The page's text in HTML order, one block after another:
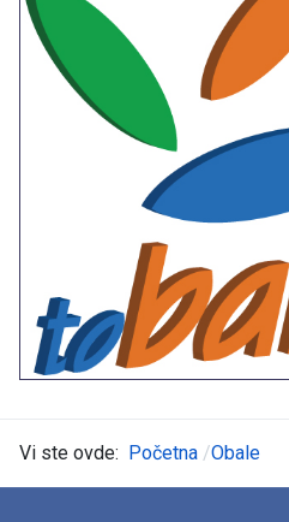
Vi ste ovde: Početna Obale